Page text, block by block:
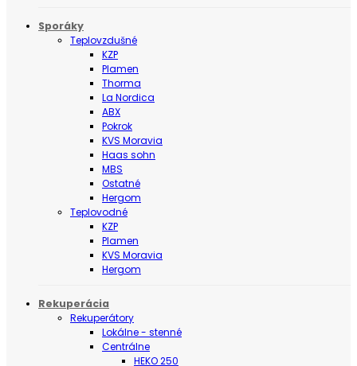
Sporáky
Teplovzdušné
KZP
Plamen
Thorma
La Nordica
ABX
Pokrok
KVS Moravia
Haas sohn
MBS
Ostatné
Hergom
Teplovodné
KZP
Plamen
KVS Moravia
Hergom
Rekuperácia
Rekuperátory
Lokálne - stenné
Centrálne
HEKO 250